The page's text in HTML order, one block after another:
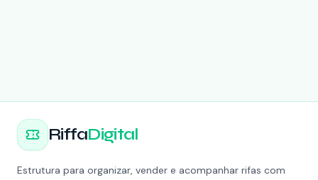
RiffaDigital
Estrutura para organizar, vender e acompanhar rifas com